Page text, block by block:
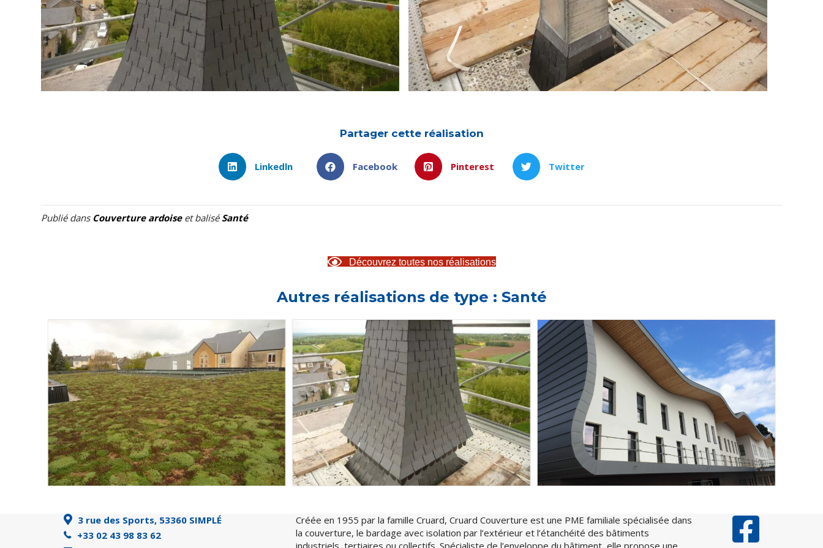
Partager cette réalisation
Linkedln Facebook Pinterest Twitter
Publié dans Couverture ardoiseet balisé Santé
Découvrez toutes nos réalisations
Autres réalisations de type : Santé
3 rue des Sports, 53360 SIMPLÉ
+33 02 43 98 83 62
Créée en 1955 par la famille Cruard, Cruard Couverture est une PME familiale spécialisée dans
la couverture, le bardage avec isolation par l’extérieur et l’étanchéité des bâtiments